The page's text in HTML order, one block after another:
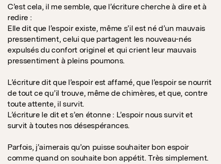
C’est cela, il me semble, que l’écriture cherche à dire et à
redire :
Elle dit que l’espoir existe, même s’il est né d’un mauvais
pressentiment, celui que partagent les nouveau-nés
expulsés du confort originel et qui crient leur mauvais
pressentiment à pleins poumons.
L’écriture dit que l’espoir est affamé, que l’espoir se nourrit
de tout ce qu’il trouve, même de chimères, et que, contre
toute attente, il survit.
L’écriture le dit et s’en étonne : L’espoir nous survit et
survit à toutes nos désespérances.
Parfois, j’aimerais qu’on puisse souhaiter bon espoir
comme quand on souhaite bon appétit. Très simplement.